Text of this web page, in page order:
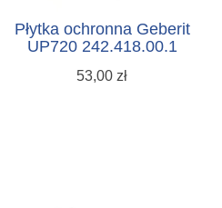
Płytka ochronna Geberit
UP720 242.418.00.1
53,00 zł